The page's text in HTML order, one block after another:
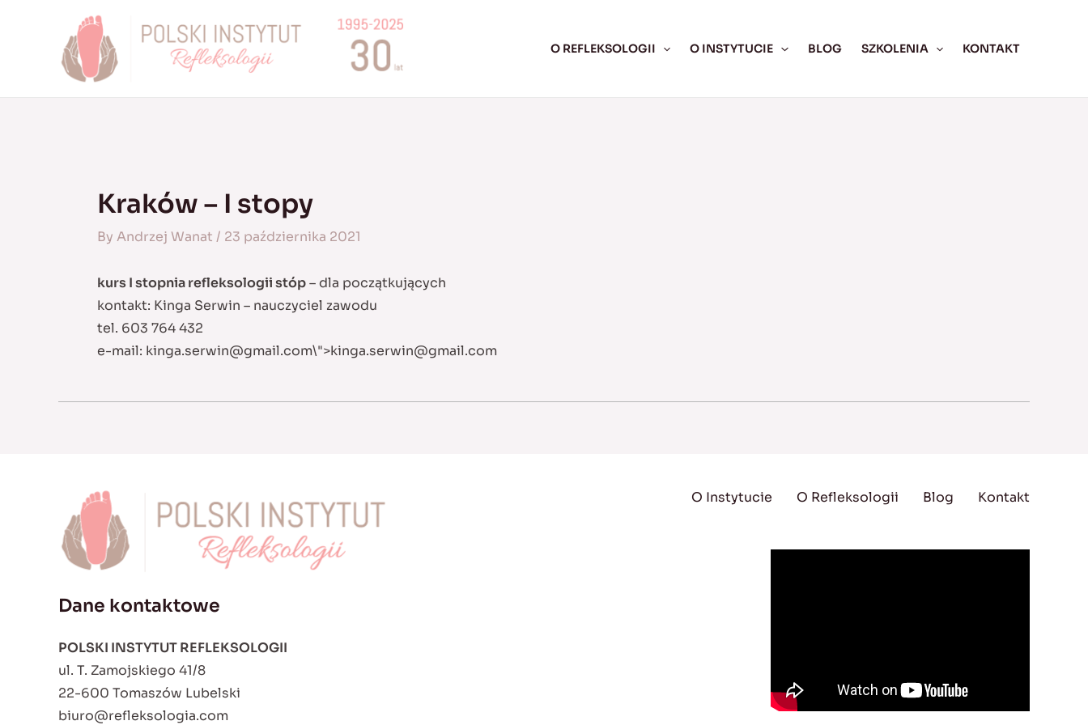
O REFLEKSOLOGII O INSTYTUCIE BLOG SZKOLENIA KONTAKT
Kraków – I stopy
By Andrzej Wanat / 23 października 2021
kurs I stopnia refleksologii stóp– dla początkujących
kontakt: Kinga Serwin – nauczyciel zawodu
tel. 603 764 432
e-mail: kinga.serwin@gmail.com\">kinga.serwin@gmail.com
Dane kontaktowe
POLSKI INSTYTUT REFLEKSOLOGII
ul. T. Zamojskiego 41/8
22-600 Tomaszów Lubelski
biuro@refleksologia.com
O Instytucie O Refleksologii Blog Kontakt